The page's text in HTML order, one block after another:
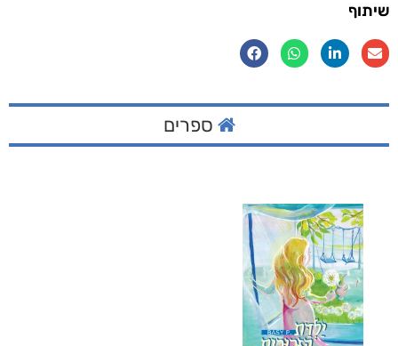
שיתוף
ספרים